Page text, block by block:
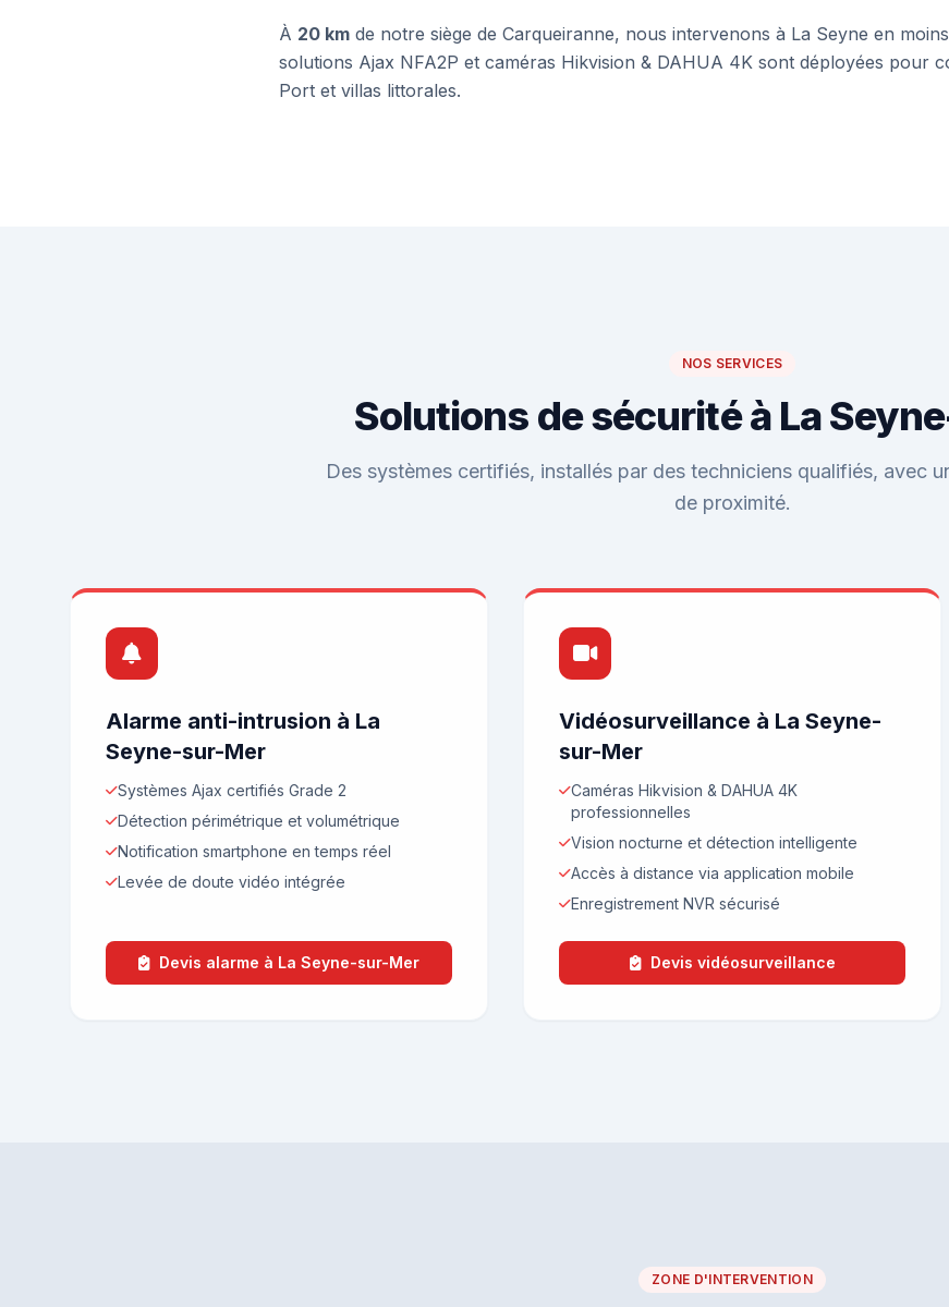
À 20 km de notre siège de Carqueiranne, nous intervenons à La Seyne en
solutions Ajax NFA2P et caméras Hikvision & DAHUA 4K sont déployées pour
Port et villas littorales.
NOS SERVICES
Solutions de sécurité à La
Des systèmes certifiés, installés par des techniciens qualifiés, avec
de proximité.
Alarme anti-intrusion à La
Seyne-sur-Mer
Systèmes Ajax certifiés Grade 2
Détection périmétrique et volumétrique
Notification smartphone en temps réel
Levée de doute vidéo intégrée
Devis alarme à La Seyne-sur-Mer
Vidéosurveillance à La Seyne-
sur-Mer
Caméras Hikvision & DAHUA 4K
professionnelles
Vision nocturne et détection intelligente
Accès à distance via application mobile
Enregistrement NVR sécurisé
Devis vidéosurveillance
ZONE D'INTERVENTION